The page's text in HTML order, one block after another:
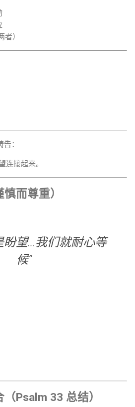
）
：
连接起来。
而尊重）
盼望…我们就耐心等
候”
Psalm 33 总结）